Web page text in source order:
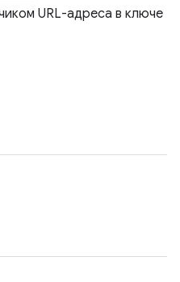
URL-адреса в ключе